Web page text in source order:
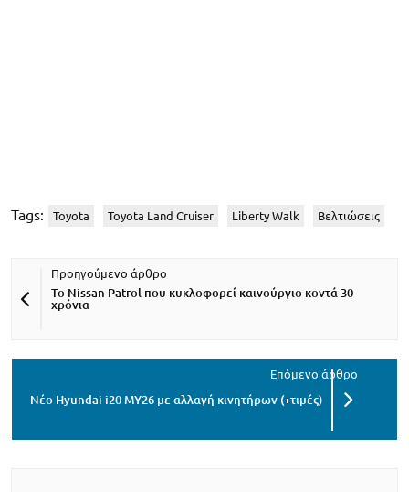
Tags: Toyota Toyota Land Cruiser Liberty Walk Βελτιώσεις
Το Nissan Patrol που κυκλοφορεί καινούργιο κοντά 30
χρόνια
Νέο Hyundai i20 MY26 με αλλαγή κινητήρων (+τιμές)